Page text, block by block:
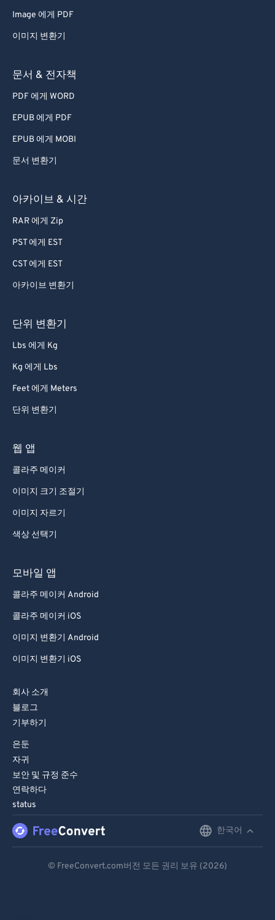
Image 에게 PDF
이미지 변환기
문서 & 전자책
PDF 에게 WORD
EPUB 에게 PDF
EPUB 에게 MOBI
문서 변환기
아카이브 & 시간
RAR 에게 Zip
PST 에게 EST
CST 에게 EST
아카이브 변환기
단위 변환기
Lbs 에게 Kg
Kg 에게 Lbs
Feet 에게 Meters
단위 변환기
웹 앱
콜라주 메이커
이미지 크기 조절기
이미지 자르기
색상 선택기
모바일 앱
콜라주 메이커 Android
콜라주 메이커 iOS
이미지 변환기 Android
이미지 변환기 iOS
회사 소개
블로그
기부하기
은둔
자귀
보안 및 규정 준수
연락하다
status
한국어
© FreeConvert.com버전 모든 권리 보유 (2026)